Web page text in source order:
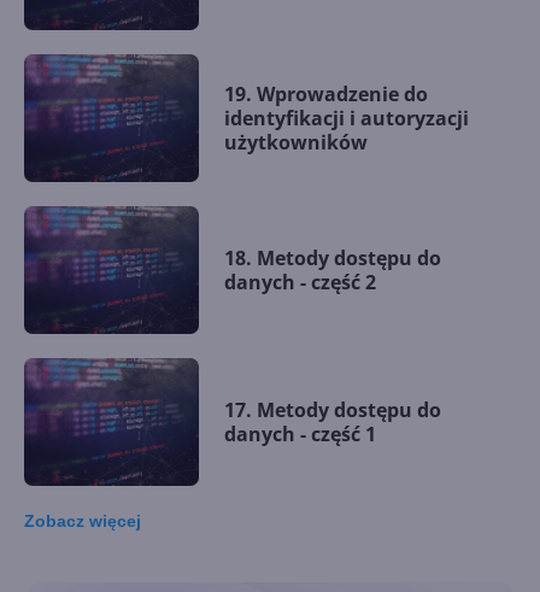
19. Wprowadzenie do
identyfikacji i autoryzacji
użytkowników
18. Metody dostępu do
danych - część 2
17. Metody dostępu do
danych - część 1
Zobacz więcej